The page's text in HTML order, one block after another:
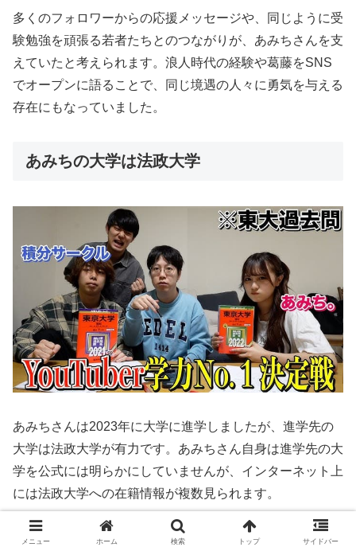
多くのフォロワーからの応援メッセージや、同じように受
験勉強を頑張る若者たちとのつながりが、あみちさんを支
えていたと考えられます。浪人時代の経験や葛藤をSNS
でオープンに語ることで、同じ境遇の人々に勇気を与える
存在にもなっていました。
あみちの大学は法政大学
あみちさんは2023年に大学に進学しましたが、進学先の
大学は法政大学が有力です。あみちさん自身は進学先の大
学を公式には明らかにしていませんが、インターネット上
には法政大学への在籍情報が複数見られます。
法政大学進学の根拠
メニュー ホーム 検索 トップ サイドバー